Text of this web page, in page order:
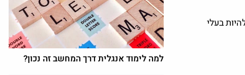
בעלי
למה לימוד אנגלית דרך המחשב זה נכון?